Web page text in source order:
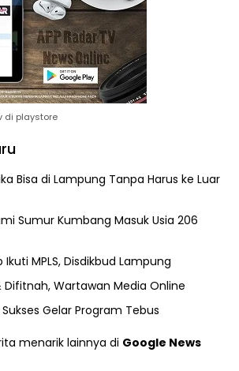
di playstore
Bisa di Lampung Tanpa Harus ke Luar
Sumur Kumbang Masuk Usia 206
Ikuti MPLS, Disdikbud Lampung
Difitnah, Wartawan Media Online
Gelar Program Tebus
menarik lainnya di Google News